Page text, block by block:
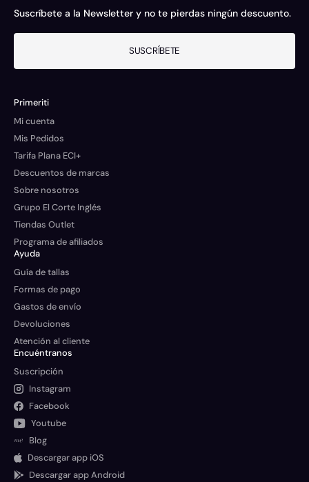
Suscríbete a la Newsletter y no te pierdas ningún descuento.
SUSCRÍBETE
Primeriti
Mi cuenta
Mis Pedidos
Tarifa Plana ECI+
Descuentos de marcas
Sobre nosotros
Grupo El Corte Inglés
Tiendas Outlet
Programa de afiliados
Ayuda
Guía de tallas
Formas de pago
Gastos de envío
Devoluciones
Atención al cliente
Encuéntranos
Suscripción
Instagram
Facebook
Youtube
Blog
Descargar app iOS
Descargar app Android